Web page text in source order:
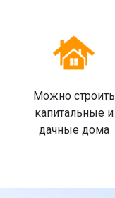
Можно строить
капитальные и
дачные дома